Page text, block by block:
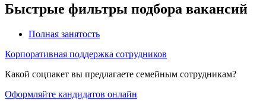
Быстрые фильтры подбора вакансий
Полная занятость
Корпоративная поддержка сотрудников
Какой соцпакет вы предлагаете семейным сотрудникам?
Оформляйте кандидатов онлайн